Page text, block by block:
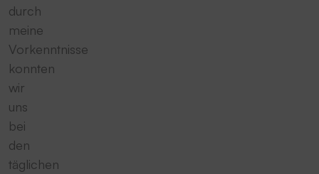
durch
meine
Vorkenntnisse
konnten
wir
uns
bei
den
täglichen